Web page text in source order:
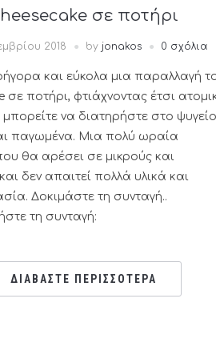
σε ποτήρι
2018 by jonakos 0 σχόλια
και εύκολα μια παραλλαγή
σε ποτήρι, φτιάχνοντας έτσι
να διατηρήστε στο ψυγείο
παγωμένα. Μια πολύ ωραία
θα αρέσει σε μικρούς και
δεν απαιτεί πολλά υλικά και
Δοκιμάστε τη συνταγή..
τη συνταγή:
ΔΙΑΒΑΣΤΕ ΠΕΡΙΣΣΟΤΕΡΑ